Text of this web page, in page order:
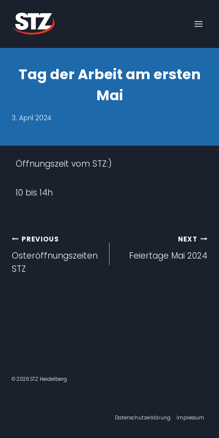
content
Tag der Arbeit am ersten
Mai
3. April 2024
Öffnungszeit vom STZ:)
10 bis 14h
Beitragsnavigation
PREVIOUS
Osteröffnungszeiten
STZ
NEXT
Feiertage Mai 2024
© 2026 STZ Heidelberg
Datenschutzerklärung Impressum